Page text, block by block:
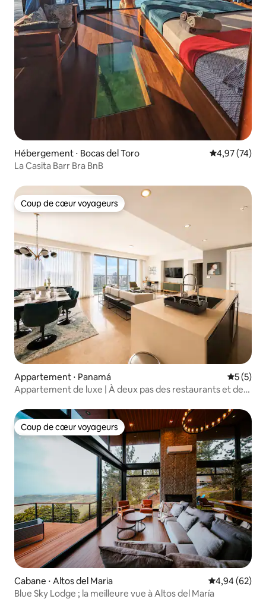
Hébergement ⋅ Bocas del Toro Évaluation
4,97 (74)
La Casita Barr Bra BnB
Coup de cœur voyageurs
Coup de cœur voyageurs
Appartement ⋅ Panamá
5 (5)
Appartement de luxe | À deux pas des restaurants et des
Coup de cœur voyageurs
Coup de cœur voyageurs
Cabane ⋅ Altos del Maria Évaluation
4,94 (62)
Blue Sky Lodge ; la meilleure vue à Altos del María